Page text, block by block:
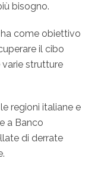
bisogno.
ha come obiettivo
il cibo
strutture
regioni italiane e
a Banco
di derrate